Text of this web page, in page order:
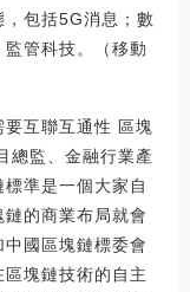
包括5G消息；數
管科技。（移動
互聯互通性 區塊
總監、金融行業產
準是一個大家自
的商業布局就會
國區塊鏈標委會
塊鏈技術的自主